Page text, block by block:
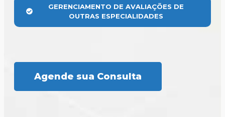
GERENCIAMENTO DE AVALIAÇÕES DE
OUTRAS ESPECIALIDADES
Agende sua Consulta